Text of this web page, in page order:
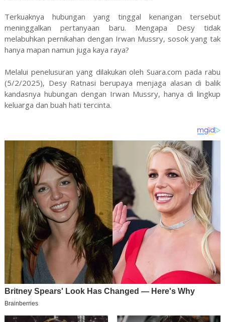
Terkuaknya hubungan yang tinggal kenangan tersebut
meninggalkan pertanyaan baru. Mengapa Desy tidak
melabuhkan pernikahan dengan Irwan Mussry, sosok yang tak
hanya mapan namun juga kaya raya?
Melalui penelusuran yang dilakukan oleh Suara.com pada rabu
(5/2/2025), Desy Ratnasi berupaya menjaga alasan di balik
kandasnya hubungan dengan Irwan Mussry, hanya di lingkup
keluarga dan buah hati tercinta.